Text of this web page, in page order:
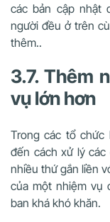
các bản cập nhật
người đều ở trên
thêm..
3.7. Thêm
vụ lớn hơn
Trong các tổ chức
đến cách xử lý
nhiều thứ gắn liền
của một nhiệm vụ
ban khá khó khăn.